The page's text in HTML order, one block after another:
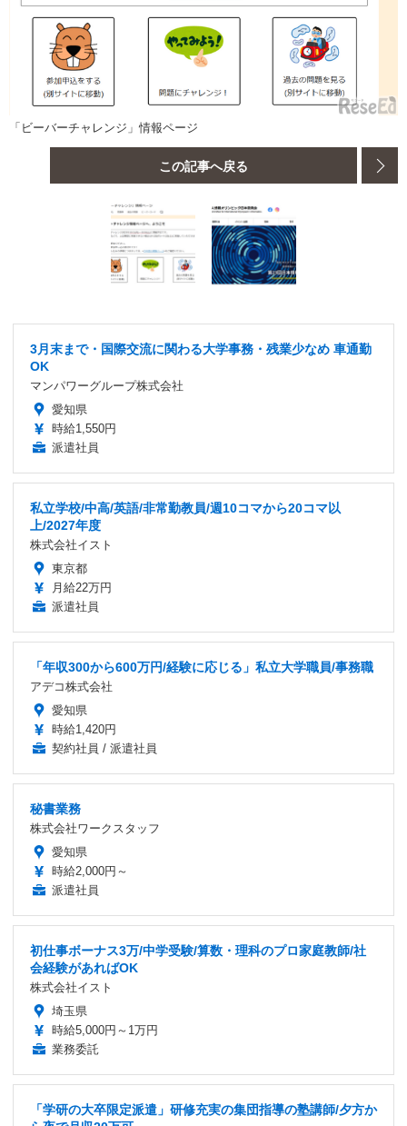
「ビーバーチャレンジ」情報ページ
この記事へ戻る
3月末まで・国際交流に関わる大学事務・残業少なめ 車通勤
OK
マンパワーグループ株式会社
愛知県
時給1,550円
派遣社員
私立学校/中高/英語/非常勤教員/週10コマから20コマ以
上/2027年度
株式会社イスト
東京都
月給22万円
派遣社員
「年収300から600万円/経験に応じる」私立大学職員/事務職
アデコ株式会社
愛知県
時給1,420円
契約社員 / 派遣社員
秘書業務
株式会社ワークスタッフ
愛知県
時給2,000円～
派遣社員
初仕事ボーナス3万/中学受験/算数・理科のプロ家庭教師/社
会経験があればOK
株式会社イスト
埼玉県
時給5,000円～1万円
業務委託
「学研の大卒限定派遣」研修充実の集団指導の塾講師/夕方か